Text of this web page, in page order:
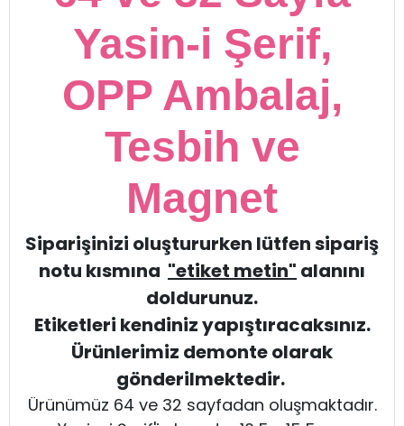
Yasin-i Şerif,
OPP Ambalaj,
Tesbih ve
Magnet
Siparişinizi oluştururken lütfen sipariş
notu kısmına "etiket metin" alanını
doldurunuz.
Etiketleri kendiniz yapıştıracaksınız.
Ürünlerimiz demonte olarak
gönderilmektedir.
Ürünümüz 64 ve 32 sayfadan oluşmaktadır.